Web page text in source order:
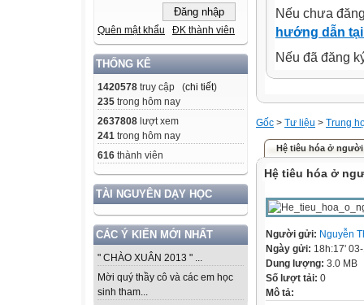
Quên mật khẩu ĐK thành viên
THỐNG KÊ
1420578 truy cập (chi tiết)
235 trong hôm nay
2637808 lượt xem
241 trong hôm nay
616 thành viên
TÀI NGUYÊN DẠY HỌC
CÁC Ý KIẾN MỚI NHẤT
" CHÀO XUÂN 2013 " ...
Mời quý thầy cô và các em học
sinh tham...
Nếu chưa
hướng dẫn
Nếu đã đăng
Gốc > Tư liệu > Trung
Hệ tiêu hóa ở người
Hệ tiêu hóa ở
Người gửi: Nguyễn
Ngày gửi: 18h:17'
Dung lượng: 3.0 MB
Số lượt tải: 0
Mô tả: